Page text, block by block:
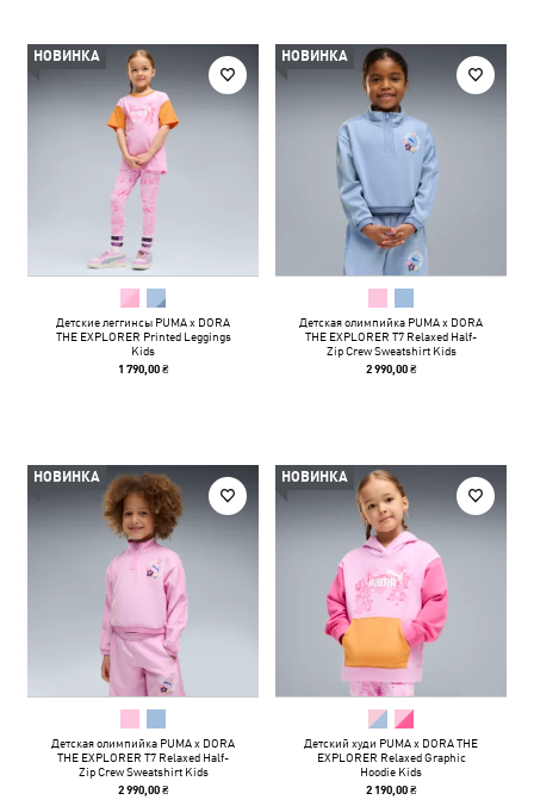
НОВИНКА
Детские леггинсы PUMA x DORA
THE EXPLORER Printed Leggings
Kids
1 790,00 ₴
НОВИНКА
Детская олимпийка PUMA x DORA
THE EXPLORER T7 Relaxed Half-
Zip Crew Sweatshirt Kids
2 990,00 ₴
НОВИНКА
Детская олимпийка PUMA x DORA
THE EXPLORER T7 Relaxed Half-
Zip Crew Sweatshirt Kids
2 990,00 ₴
НОВИНКА
Детский худи PUMA x DORA THE
EXPLORER Relaxed Graphic
Hoodie Kids
2 190,00 ₴